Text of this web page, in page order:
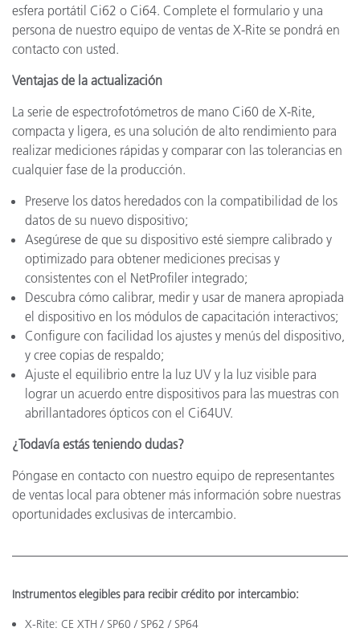
esfera portátil Ci62 o Ci64. Complete el formulario y una
persona de nuestro equipo de ventas de X-Rite se pondrá en
contacto con usted.
Ventajas de la actualización
La serie de espectrofotómetros de mano Ci60 de X-Rite,
compacta y ligera, es una solución de alto rendimiento para
realizar mediciones rápidas y comparar con las tolerancias en
cualquier fase de la producción.
Preserve los datos heredados con la compatibilidad de los
datos de su nuevo dispositivo;
Asegúrese de que su dispositivo esté siempre calibrado y
optimizado para obtener mediciones precisas y
consistentes con el NetProfiler integrado;
Descubra cómo calibrar, medir y usar de manera apropiada
el dispositivo en los módulos de capacitación interactivos;
Configure con facilidad los ajustes y menús del dispositivo,
y cree copias de respaldo;
Ajuste el equilibrio entre la luz UV y la luz visible para
lograr un acuerdo entre dispositivos para las muestras con
abrillantadores ópticos con el Ci64UV.
¿Todavía estás teniendo dudas?
Póngase en contacto con nuestro equipo de representantes
de ventas local para obtener más información sobre nuestras
oportunidades exclusivas de intercambio.
Instrumentos elegibles para recibir crédito por intercambio:
X-Rite: CE XTH / SP60 / SP62 / SP64